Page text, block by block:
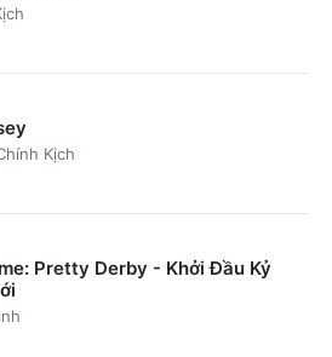
Kịch
Pretty Derby - Khởi Đầu Kỷ